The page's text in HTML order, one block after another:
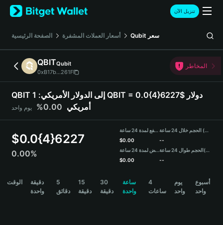
English
日本語
Русский
Español (Latinoamérica)
Türkçe
Deutsch
简体中文
Português (Portugal)
Bahasa Indonesia
বাংলা
تنزيل الآن
الصفحة الرئيسية أسعار العملات المشفرة Qubit سعر
QBITQubit
0xB17b...261F
المخاطر
QBIT إلى الدولار الأمريكي: 1 QBIT = 0.0{4}6227$ دولار
أمريكي 0.00% يوم واحد
$0.0{4}6227
0.00%
مرتفع لمدة 24 ساعة
$0.00
منخفض لمدة 24 ساعة
$0.00
الحجم خلال 24 ساعة (QBIT)
--
الحجم طوال 24 ساعة(USDT)
--
الوقت
دقيقة
واحدة
5
دقائق
15
دقيقة
30
دقيقة
ساعة
واحدة
4
ساعات
يوم
واحد
أسبوع
واحد